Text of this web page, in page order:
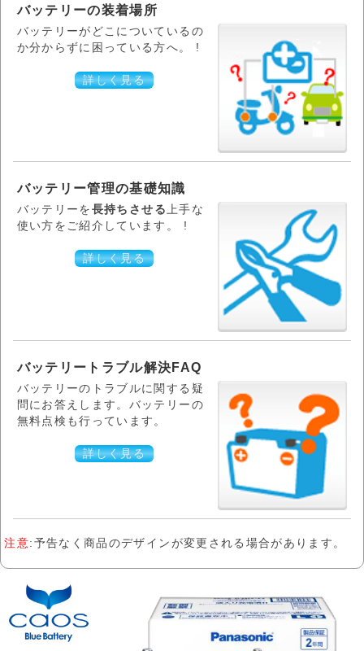
バッテリーの装着場所
バッテリーがどこについているの
か分からずに困っている方へ。 !
詳しく見る
バッテリー管理の基礎知識
バッテリーを 長持ちさせる上手な
使い方をご紹介しています。 !
詳しく見る
バッテリートラブル解決FAQ
バッテリーのトラブルに関する疑
問にお答えします。バッテリーの
無料点検も行っています。
詳しく見る
注意:予告なく商品のデザインが変更される場合があります。